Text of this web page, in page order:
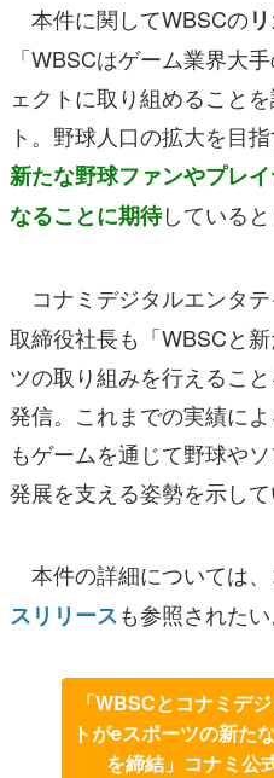
本件に関してWBSCの
「WBSCはゲーム業界大
ェクトに取り組めること
ト。野球人口の拡大を目
新たな野球ファンやプレ
なることに期待していると
コナミデジタルエンタ
取締役社長も「WBSCと
ツの取り組みを行えるこ
発信。これまでの実績に
もゲームを通じて野球や
発展を支える姿勢を示して
本件の詳細については
スリリースも参照されたい
「WBSCとコナミデ
トがeスポーツの新た
を締結」コナミ公